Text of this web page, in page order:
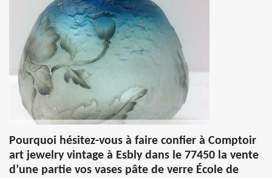
Pourquoi hésitez-vous à faire confier à Comptoir
art jewelry vintage à Esbly dans le 77450 la vente
d’une partie vos vases pâte de verre École de